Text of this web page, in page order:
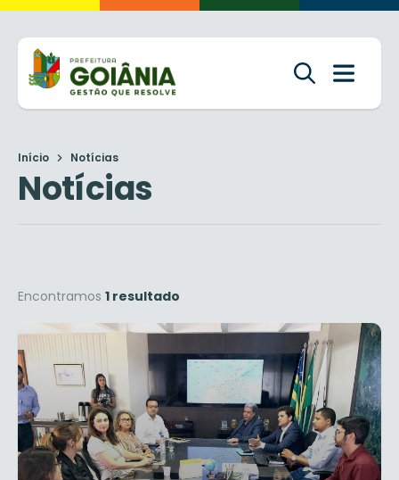
Início Notícias
Notícias
Encontramos 1 resultado